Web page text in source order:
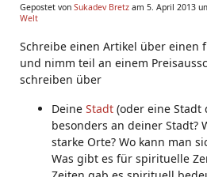
Gepostet von Sukadev Bretz am 5. April 2013
Welt
Schreibe einen Artikel über einen
und nimm teil an einem
schreiben über
Deine Stadt (oder eine Stadt
besonders an deiner Stadt?
starke Orte? Wo kann man
Was gibt es für spirituelle